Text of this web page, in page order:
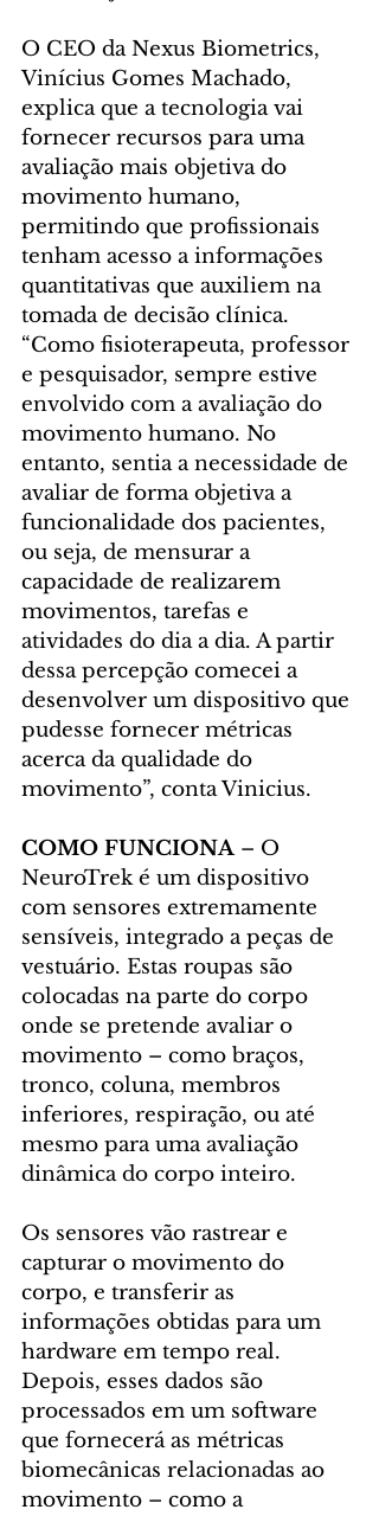
O CEO da Nexus Biometrics,
Vinícius Gomes Machado,
explica que a tecnologia vai
fornecer recursos para uma
avaliação mais objetiva do
movimento humano,
permitindo que profissionais
tenham acesso a informações
quantitativas que auxiliem na
tomada de decisão clínica.
“Como fisioterapeuta, professor
e pesquisador, sempre estive
envolvido com a avaliação do
movimento humano. No
entanto, sentia a necessidade de
avaliar de forma objetiva a
funcionalidade dos pacientes,
ou seja, de mensurar a
capacidade de realizarem
movimentos, tarefas e
atividades do dia a dia. A partir
dessa percepção comecei a
desenvolver um dispositivo que
pudesse fornecer métricas
acerca da qualidade do
movimento”, conta Vinicius.
COMO FUNCIONA – O
NeuroTrek é um dispositivo
com sensores extremamente
sensíveis, integrado a peças de
vestuário. Estas roupas são
colocadas na parte do corpo
onde se pretende avaliar o
movimento – como braços,
tronco, coluna, membros
inferiores, respiração, ou até
mesmo para uma avaliação
dinâmica do corpo inteiro.
Os sensores vão rastrear e
capturar o movimento do
corpo, e transferir as
informações obtidas para um
hardware em tempo real.
Depois, esses dados são
processados em um software
que fornecerá as métricas
biomecânicas relacionadas ao
movimento – como a